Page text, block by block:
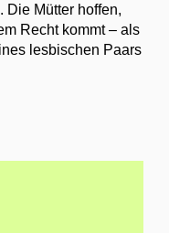
Die Mütter hoffen,
Recht kommt – als
lesbischen Paars